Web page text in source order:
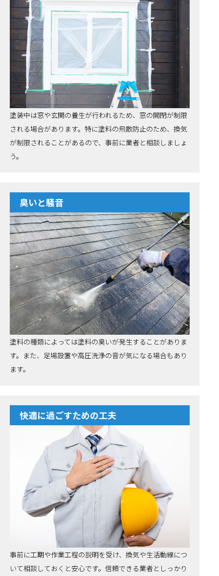
塗装中は窓や玄関の養生が行われるため、窓の開閉が制限
される場合があります。特に塗料の飛散防止のため、換気
が制限されることがあるので、事前に業者と相談しましょ
う。
臭いと騒音
塗料の種類によっては塗料の臭いが発生することがありま
す。また、足場設置や高圧洗浄の音が気になる場合もあり
ます。
快適に過ごすための工夫
事前に工期や作業工程の説明を受け、換気や生活動線につ
いて相談しておくと安心です。信頼できる業者としっかり